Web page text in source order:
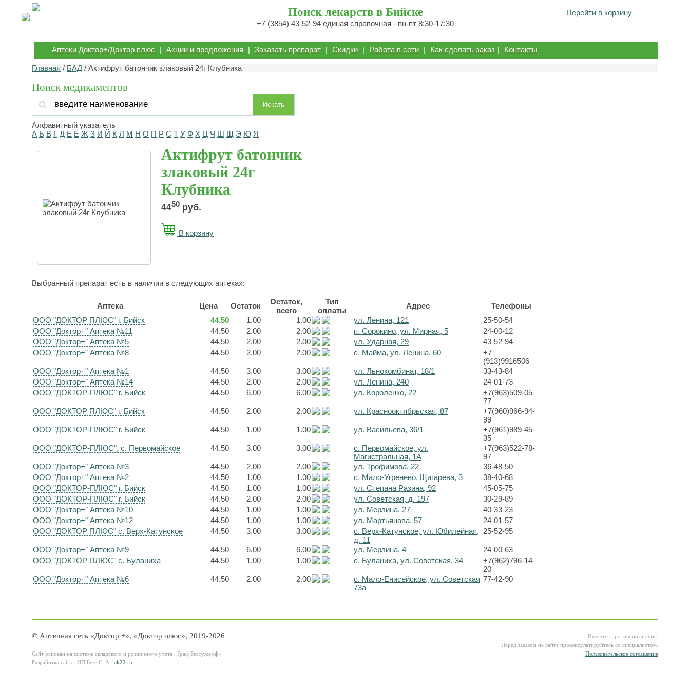
Поиск лекарств в Бийске
+7 (3854) 43-52-94 единая справочная - пн-пт 8:30-17:30
Перейти в корзину
Аптеки Доктор+/Доктор плюс | Акции и предложения | Заказать препарат | Скидки | Работа в сети | Как сделать заказ | Контакты
Главная / БАД / Актифрут батончик злаковый 24г Клубника
Поиск медикаментов
Искать
Алфавитный указатель
А Б В Г Д Е Ё Ж З И Й К Л М Н О П Р С Т У Ф Х Ц Ч Ш Щ Э Ю Я
Актифрут батончик
злаковый 24г
Клубника
4450 руб.
В корзину
Выбранный препарат есть в наличии в следующих аптеках:
Аптека Цена Остаток
Остаток,
всего
Тип
оплаты
Адрес
Телефоны
ООО "ДОКТОР ПЛЮС" г. Бийск
44.50 1.00 1.00 ул. Ленина, 121
25-50-54
ООО "Доктор+" Аптека №11
44.50 2.00 2.00 п. Сорокино, ул. Мирная, 5
24-00-12
ООО "Доктор+" Аптека №5
44.50 2.00 2.00 ул. Ударная, 29
43-52-94
ООО "Доктор+" Аптека №8
44.50 2.00 2.00 с. Майма, ул. Ленина, 60
+7
(913)9916506
ООО "Доктор+" Аптека №1
44.50 3.00 3.00 ул. Льнокомбинат, 18/1
33-43-84
ООО "Доктор+" Аптека №14
44.50 2.00 2.00 ул. Ленина, 240
24-01-73
ООО "ДОКТОР-ПЛЮС" г. Бийск
44.50 6.00 6.00 ул. Короленко, 22
+7(963)509-05-
77
ООО "ДОКТОР ПЛЮС" г. Бийск
44.50 2.00 2.00 ул. Краснооктябрьская, 87
+7(960)966-94-
99
ООО "ДОКТОР-ПЛЮС" г. Бийск
44.50 1.00 1.00 ул. Васильева, 36/1
+7(961)989-45-
35
ООО "ДОКТОР-ПЛЮС", с. Первомайское
44.50 3.00 3.00
с. Первомайское, ул.
Магистральная, 1А
+7(963)522-78-
97
ООО "Доктор+" Аптека №3
44.50 2.00 2.00 ул. Трофимова, 22
36-48-50
ООО "Доктор+" Аптека №2
44.50 1.00 1.00 с. Мало-Угренево, Щигарева, 3
38-40-68
ООО "ДОКТОР-ПЛЮС" г. Бийск
44.50 1.00 1.00 ул. Степана Разина, 92
45-05-75
ООО "ДОКТОР-ПЛЮС" г. Бийск
44.50 2.00 2.00 ул. Советская, д. 197
30-29-89
ООО "Доктор+" Аптека №10
44.50 1.00 1.00 ул. Мерлина, 27
40-33-23
ООО "Доктор+" Аптека №12
44.50 1.00 1.00 ул. Мартьянова, 57
24-01-57
ООО "ДОКТОР ПЛЮС" с. Верх-Катунское
44.50 3.00 3.00
с. Верх-Катунское, ул. Юбилейная,
д. 11
25-52-95
ООО "Доктор+" Аптека №9 44.50 6.00 6.00 ул. Мерлина, 4
24-00-63
ООО "ДОКТОР ПЛЮС" с. Буланиха
44.50 1.00 1.00 с. Буланиха, ул. Советская, 34
+7(962)796-14-
20
ООО "Доктор+" Аптека №6
44.50 2.00 2.00
с. Мало-Енисейское, ул. Советская
73а
77-42-90
© Аптечная сеть «Доктор +», «Доктор плюс», 2019-2026
Сайт основан на системе складского и розничного учета «Граф Бестужефф».
Разработка сайта: ИП Безе С. А. lek22.ru
Имеются противопоказания.
Перед заказом на сайте проконсультируйтесь со специалистом.
Пользовательское соглашение